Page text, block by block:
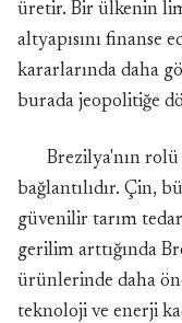
üretir. Bir ülkenin
altyapısını finanse
kararlarında daha
burada jeopolitiğe
Brezilya'nın rolü
bağlantılıdır. Çin,
güvenilir tarım
gerilim arttığında
ürünlerinde daha
teknoloji ve enerji